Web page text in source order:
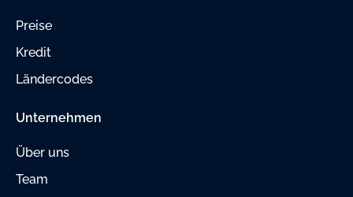
Preise
Kredit
Ländercodes
Unternehmen
Über uns
Team